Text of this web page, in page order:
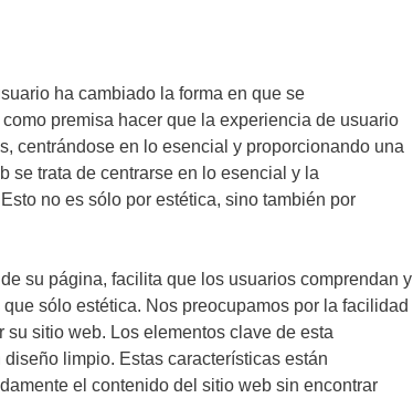
ha cambiado la forma en que se
premisa hacer que la experiencia de usuario
centrándose en lo esencial y proporcionando una
se trata de centrarse en lo esencial y la
no es sólo por estética, sino también por
su página, facilita que los usuarios comprendan y
sólo estética. Nos preocupamos por la facilidad
sitio web. Los elementos clave de esta
limpio. Estas características están
el contenido del sitio web sin encontrar